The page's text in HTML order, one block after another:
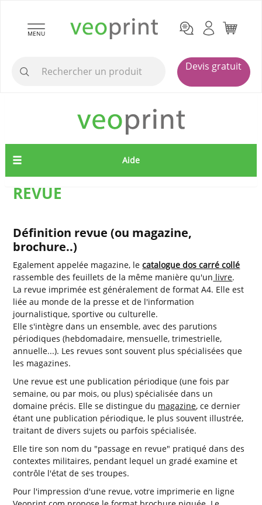
MENU
Devis gratuit
Aide
REVUE
Définition revue (ou magazine,
brochure..)
Egalement appelée magazine, lecatalogue dos carré collé
rassemble des feuillets de la même manière qu'un livre.
La revue imprimée est généralement de format A4. Elle est
liée au monde de la presse et de l'information
journalistique, sportive ou culturelle.
Elle s'intègre dans un ensemble, avec des parutions
périodiques (hebdomadaire, mensuelle, trimestrielle,
annuelle...). Les revues sont souvent plus spécialisées que
les magazines.
Une revue est une publication périodique (une fois par
semaine, ou par mois, ou plus) spécialisée dans un
domaine précis. Elle se distingue du magazine, ce dernier
étant une publication périodique, le plus souvent illustrée,
traitant de divers sujets ou parfois spécialisée.
Elle tire son nom du "passage en revue" pratiqué dans des
contextes militaires, pendant lequel un gradé examine et
contrôle l'état de ses troupes.
Pour l'impression d'une revue, votre imprimerie en ligne